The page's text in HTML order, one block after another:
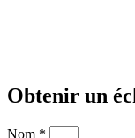
Obtenir un
Nom *